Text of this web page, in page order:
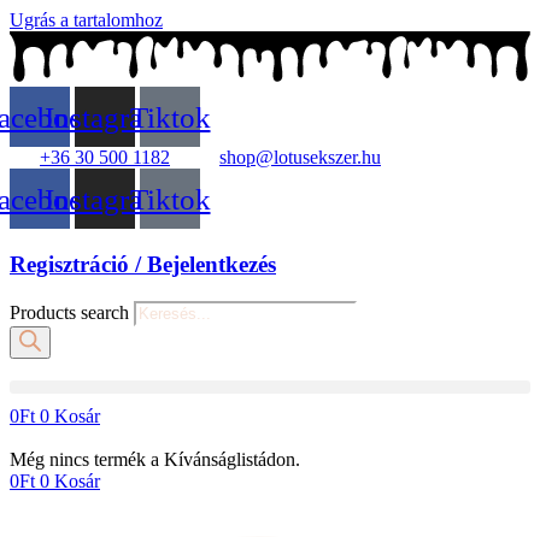
Ugrás a tartalomhoz
InstagramTiktok
+36 30 500 1182 shop@lotusekszer.hu
InstagramTiktok
Regisztráció / Bejelentkezés
Products search
0Ft 0 Kosár
Még nincs termék a Kívánságlistádon.
0Ft 0 Kosár